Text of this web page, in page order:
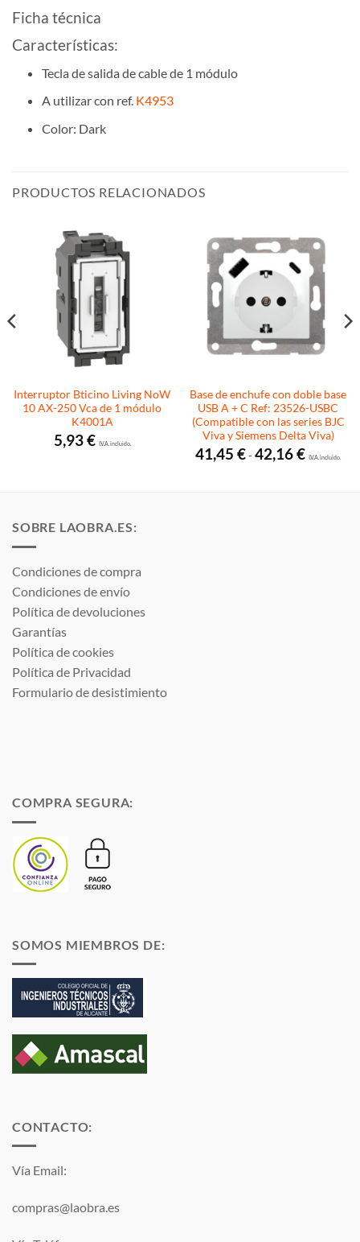
Ficha técnica
Características:
Tecla de salida de cable de 1 módulo
A utilizar con ref. K4953
Color: Dark
PRODUCTOS RELACIONADOS
Interruptor Bticino Living NoW
10 AX-250 Vca de 1 módulo
K4001A
5,93€I.V.A. incluido.
Base de enchufe con doble base
USB A + C Ref: 23526-USBC
(Compatible con las series BJC
Viva y Siemens Delta Viva)
41,45 €-42,16€Rango
de
I.V.A. incluido.
SOBRE LAOBRA.ES:
Condiciones de compra
Condiciones de envío
Política de devoluciones
Garantías
Política de cookies
Política de Privacidad
Formulario de desistimiento
COMPRA SEGURA:
SOMOS MIEMBROS DE:
CONTACTO:
Vía Email:
compras@laobra.es